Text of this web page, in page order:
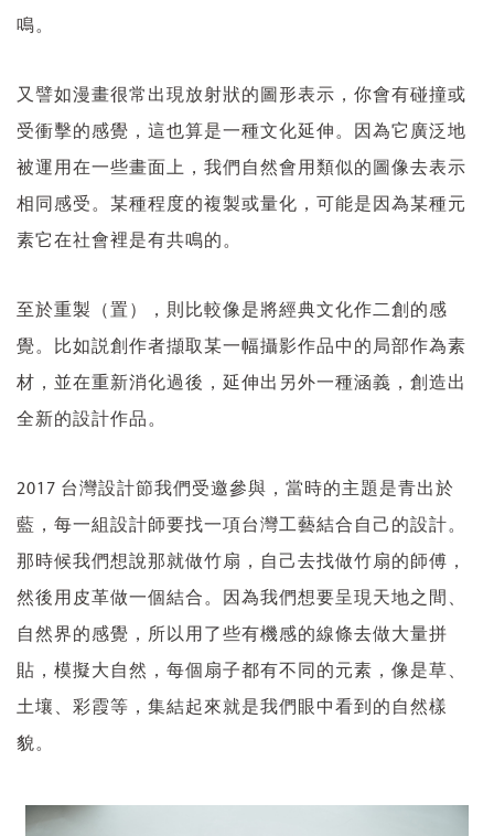
鳴。
又譬如漫畫很常出現放射狀的圖形表示，你會有碰撞或
受衝擊的感覺，這也算是一種文化延伸。因為它廣泛地
被運用在一些畫面上，我們自然會用類似的圖像去表示
相同感受。某種程度的複製或量化，可能是因為某種元
素它在社會裡是有共鳴的。
至於重製（置），則比較像是將經典文化作二創的感
覺。比如説創作者擷取某一幅攝影作品中的局部作為素
材，並在重新消化過後，延伸出另外一種涵義，創造出
全新的設計作品。
2017 台灣設計節我們受邀參與，當時的主題是青出於
藍，每一組設計師要找一項台灣工藝結合自己的設計。
那時候我們想說那就做竹扇，自己去找做竹扇的師傅，
然後用皮革做一個結合。因為我們想要呈現天地之間、
自然界的感覺，所以用了些有機感的線條去做大量拼
貼，模擬大自然，每個扇子都有不同的元素，像是草、
土壤、彩霞等，集結起來就是我們眼中看到的自然樣
貌。